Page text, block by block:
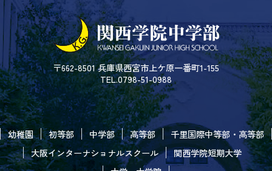
〒662-8501 兵庫県西宮市上ケ原一番町1-155
TEL.0798-51-0988
幼稚園 初等部 中学部 高等部
千里国際中等部・高等部
大阪インターナショナルスクール
関西学院短期大学